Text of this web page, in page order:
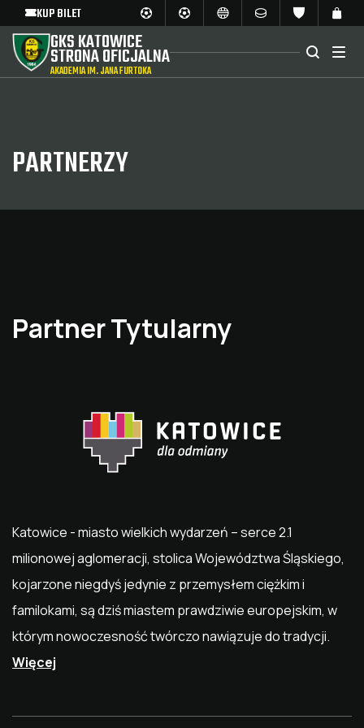
KUP BILET
GKS KATOWICE
STRONA OFICJALNA
AKADEMIA IM. JANA FURTOKA
PARTNERZY
Partner Tytularny
Katowice - miasto wielkich wydarzeń – serce 2.1
milionowej aglomeracji, stolica Województwa Śląskiego,
kojarzone niegdyś jedynie z przemysłem ciężkim i
familokami, są dziś miastem prawdziwie europejskim, w
którym nowoczesność twórczo nawiązuje do tradycji.
Więcej